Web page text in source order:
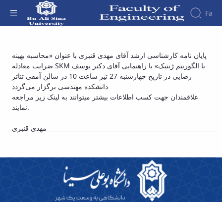
Fa
About
the
Faculty
History
Dean
of
Faculty
Research
Affairs
Journals
Journal
of
Industrial
Research
System
Faculity
Members
پایان نامه کارشناسی ارشد آقای مهدی قنبری با
عنوان «محاسبه بهینه ضرایب معادله SKM با
الگوریتم ژنتیک» - دانشکده فنی و مهندسی
پایان نامه کارشناسی ارشد آقای مهدی قنبری با عنوان «محاسبه بهینه
ضرایب معادله SKM با الگوریتم ژنتیک» با راهنمایی آقای دکتر یوسف
رضایی در تاریخ چهارشنبه 27 تیر ساعت 10 در سالن آمفی تئاتر
دانشکده مهندسی برگزار می‌گردد
علاقمندان جهت کسب اطلاعات بیشتر میتوانند به لینک زیر مراجعه
نمایند.
مهدی قنبری